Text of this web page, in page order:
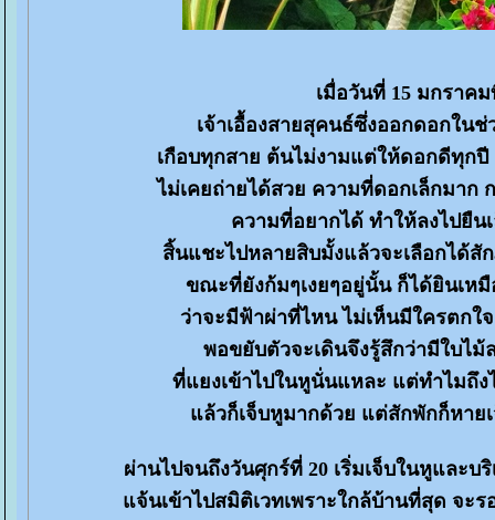
เมื่อวันที่ 15 มกราค
เจ้าเอื้องสายสุคนธ์ซึ่งออกดอกใน
เกือบทุกสาย ต้นไม่งามแต่ให้ดอกดีทุก
ไม่เคยถ่ายได้สวย ความที่ดอกเล็กมาก
ความที่อยากได้ ทำให้ลงไปยืน
สิ้นแชะไปหลายสิบมั้งแล้วจะเลือกได้
ขณะที่ยังก้มๆเงยๆอยู่นั้น ก็ได้ยินเห
ว่าจะมีฟ้าผ่าที่ไหน ไม่เห็นมีใครตกใ
พอขยับตัวจะเดินจึงรู้สึกว่ามีใบไม้
ที่แยงเข้าไปในหูนั่นแหละ แต่ทำไมถึ
ล้วก็เจ็บหูมากด้วย แต่สักพักก็หาย
ผ่านไปจนถึงวันศุกร์ที่ 20 เริ่มเจ็บในหูและบ
จ้นเข้าไปสมิติเวทเพราะใกล้บ้านที่สุด จะ